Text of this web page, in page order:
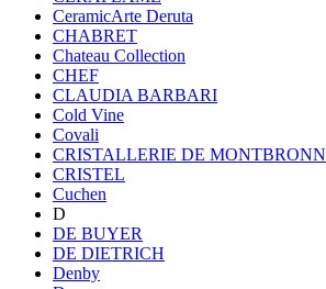
CeramicArte Deruta
CHABRET
Chateau Collection
CHEF
CLAUDIA BARBARI
Cold Vine
Covali
CRISTALLERIE DE MONTBRONN
CRISTEL
Cuchen
D
DE BUYER
DE DIETRICH
Denby